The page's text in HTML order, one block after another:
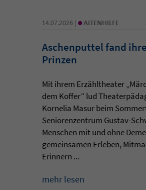
14.07.2026 | • ALTENHILFE
Aschenputtel fand
Prinzen
Mit ihrem Erzähltheater
dem Koffer“ lud
Kornelia Masur beim
Seniorenzentrum Gustav-
Menschen mit und ohne
gemeinsamen Erleben,
Erinnern ...
mehr lesen